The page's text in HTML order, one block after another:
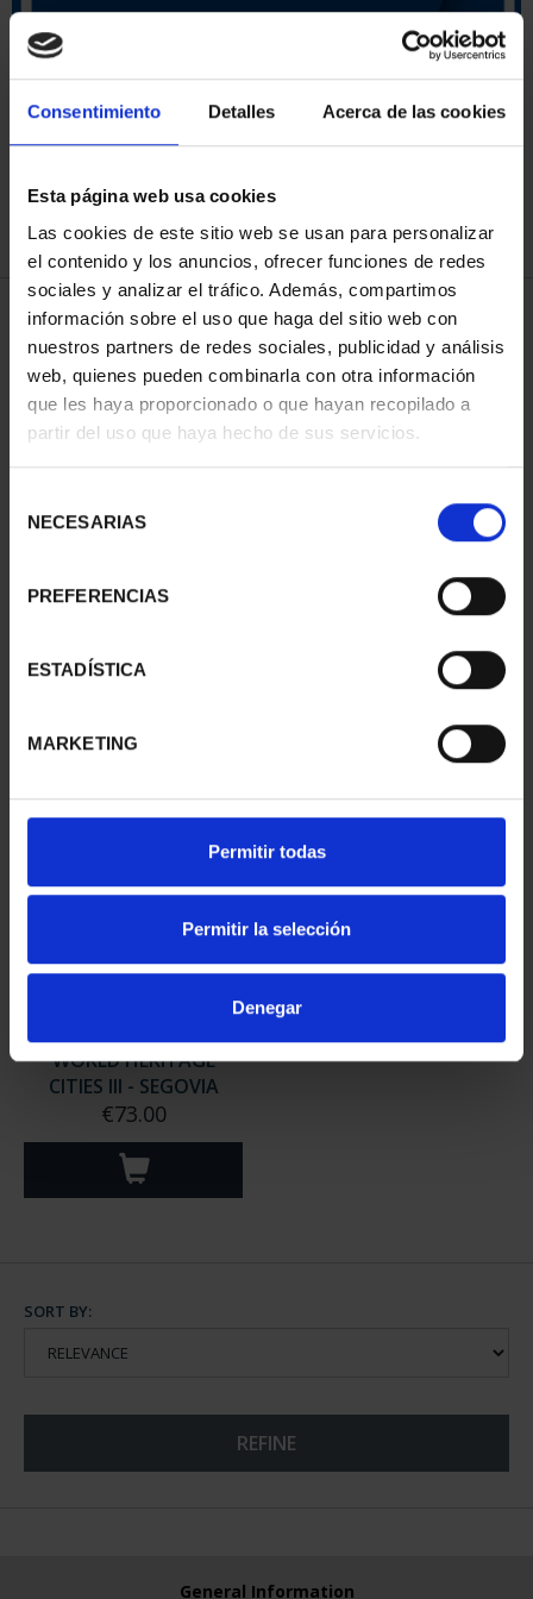
Consentimiento Detalles Acerca de las cookies
Esta página web usa cookies
Las cookies de este sitio web se usan para personalizar
el contenido y los anuncios, ofrecer funciones de redes
sociales y analizar el tráfico. Además, compartimos
información sobre el uso que haga del sitio web con
nuestros partners de redes sociales, publicidad y análisis
web, quienes pueden combinarla con otra información
que les haya proporcionado o que hayan recopilado a
partir del uso que haya hecho de sus servicios.
NECESARIAS
PREFERENCIAS
ESTADÍSTICA
MARKETING
Permitir todas
Permitir la selección
Denegar
SORT BY:
3 Products found
CITIES - AVILA
€73.00
CITIES II - SALAMANCA
WORLD HERITAGE
CITIES III - SEGOVIA
€73.00
SORT BY:
REFINE
General Information